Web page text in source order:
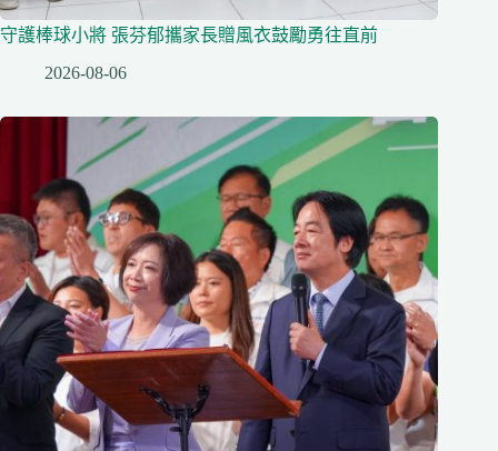
守護棒球小將 張芬郁攜家長贈風衣鼓勵勇往直前
2026-08-06